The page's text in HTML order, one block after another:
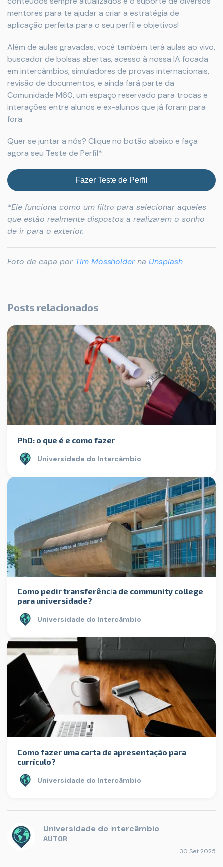
mentores para te ajudar a criar a estratégia de
aplicação perfeita para o seu perfil e objetivos!
Além de aulas gravadas, você também terá aulas ao vivo,
buscador de bolsas abertas, acesso à nossa IA focada
em intercâmbios, simuladores de provas internacionais,
revisão de documentos, e ainda fará parte da
Comunidade M60, um espaço reservado para trocas e
interações entre alunos e ex-alunos que já foram para
fora.
Quer se juntar a nós? Clique no botão abaixo e faça
agora seu Teste de Perfil*.
Fazer Teste de Perfil
*Ele funciona como um filtro para selecionar aqueles
que estão realmente dispostos a realizarem o sonho
de ir para o exterior.
Foto de capa por Tim Mossholder na Unsplash
Posts relacionados
PhD: o que é e como fazer
Universidade do Intercâmbio
Como pedir transferência de community college
para universidade?
Universidade do Intercâmbio
Como fazer uma carta de apresentação para
currículo?
Universidade do Intercâmbio
Universidade do Intercâmbio
AUTOR
30 Set 2025